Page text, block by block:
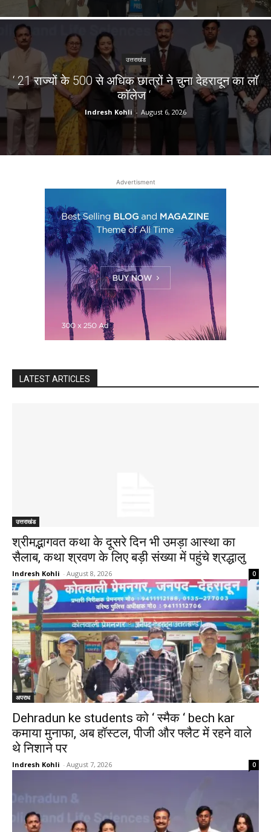
उत्तराखंड
‘ 21 राज्यों के 500 से अधिक छात्रों ने चुना देहरादून का लाॅ
काॅलेज ‘
Indresh Kohli - August 6, 2026
Advertisment
LATEST ARTICLES
उत्तराखंड
श्रीमद्भागवत कथा के दूसरे दिन भी उमड़ा आस्था का
सैलाब, कथा श्रवण के लिए बड़ी संख्या में पहुंचे श्रद्धालु
Indresh Kohli - August 8, 2026 0
अपराध
Dehradun ke students को ‘ स्मैक ‘ bech kar
कमाया मुनाफा, अब हॉस्टल, पीजी और फ्लैट में रहने वाले
थे निशाने पर
Indresh Kohli - August 7, 2026 0